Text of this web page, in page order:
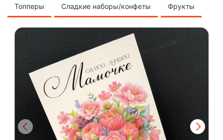
Топперы Сладкие наборы/конфеты Фрукты